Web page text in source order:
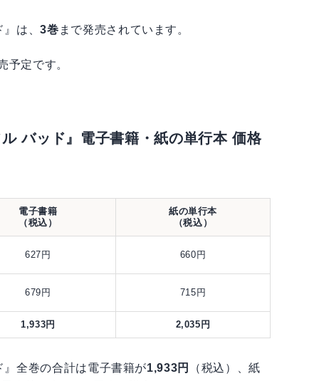
』は、3巻 まで発売されています。
予定です。
バッド』電子書籍・紙の単行本 価格
電子書籍
（税込）
紙の単行本
（税込）
627円 660円
679円 715円
1,933円 2,035円
全巻の合計は電子書籍が1,933円
（税込）、紙